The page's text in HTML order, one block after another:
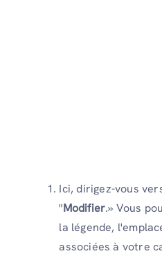
Ici, dirigez-vous
"Modifier.» Vous
la légende,
associées à votre